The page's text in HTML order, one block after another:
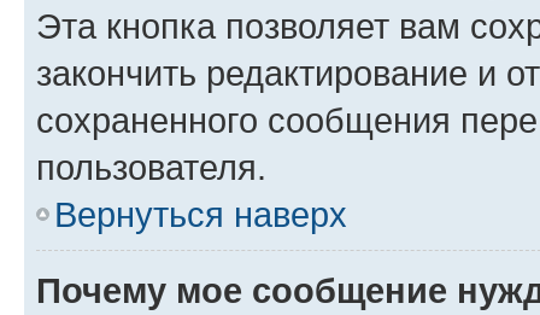
Эта кнопка позволяет вам
закончить редактирование и
сохраненного сообщения
пользователя.
Вернуться наверх
Почему мое сообщение